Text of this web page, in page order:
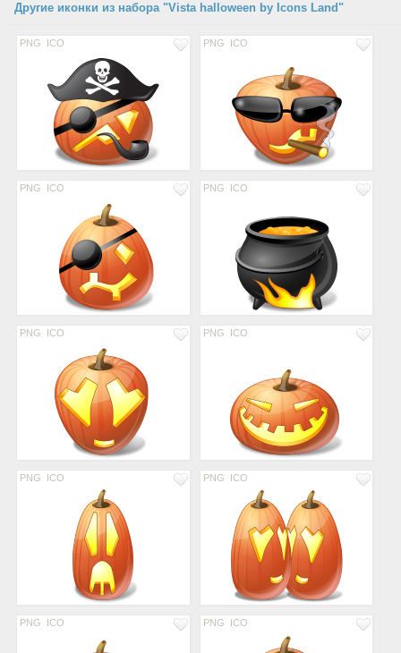
Другие иконки из набора "Vista halloween by Icons Land"
PNG ICO PNG ICO
PNG ICO PNG ICO
PNG ICO PNG ICO
PNG ICO PNG ICO
PNG ICO PNG ICO